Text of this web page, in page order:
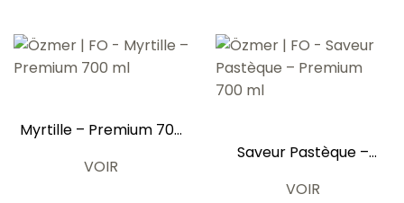
Myrtille – Premium 700
VOIR
Saveur Pastèque –
VOIR